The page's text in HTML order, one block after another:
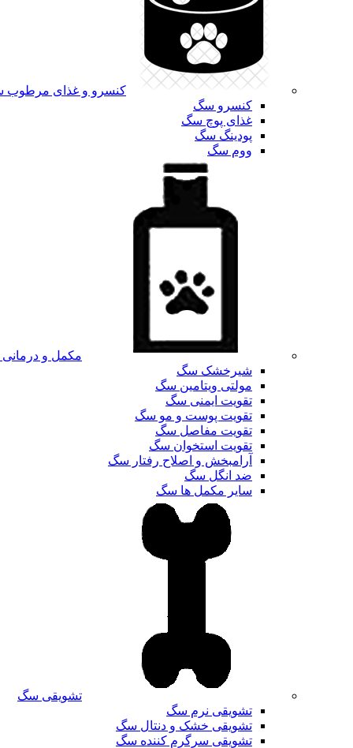
کنسرو و غذای
کنسرو سگ
غذای پوچ سگ
پودینگ سگ
ووم سگ
مکمل و
شیرخشک سگ
مولتی ویتامین سگ
تقویت ایمنی سگ
تقویت پوست و مو سگ
تقویت مفاصل سگ
تقویت استخوان سگ
آرامبخش و اصلاح رفتار سگ
ضد انگل سگ
سایر مکمل ها سگ
تشویقی سگ
تشویقی نرم سگ
تشویقی خشک و دنتال سگ
تشویقی سرگرم کننده سگ